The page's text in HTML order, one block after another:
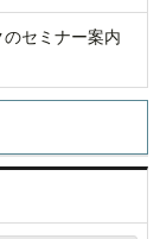
セミナー案内